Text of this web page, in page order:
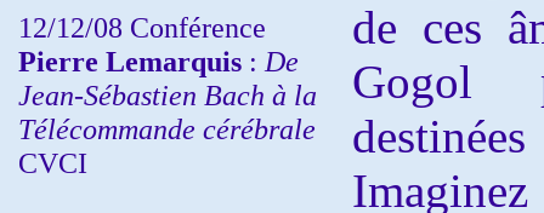
12/12/08 Conférence
Pierre Lemarquis : De
Jean-Sébastien Bach à la
Télécommande cérébrale
CVCI
de ces
Gogol
Imaginez